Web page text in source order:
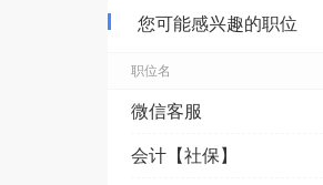
您可能感兴趣的职位
职位名
微信客服
会计【社保】